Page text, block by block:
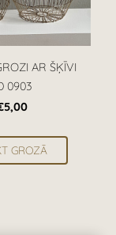
AR ŠĶĪVI
0903
GROZĀ